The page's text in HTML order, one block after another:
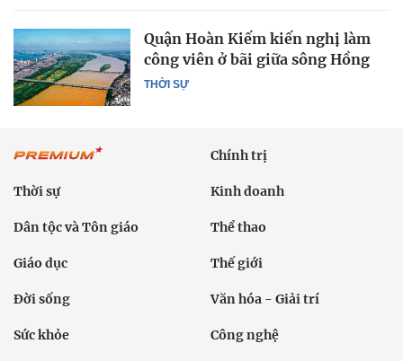
THỜI SỰ
Quận Hoàn Kiếm kiến nghị làm
công viên ở bãi giữa sông Hồng
Chính trị
Thời sự Kinh doanh
Dân tộc và Tôn giáo Thể thao
Giáo dục Thế giới
Đời sống Văn hóa - Giải trí
Sức khỏe Công nghệ